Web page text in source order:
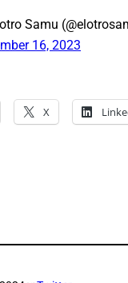
Samu
16, 2023
X